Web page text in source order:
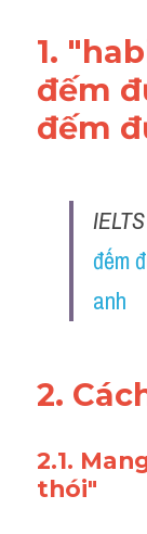
1.
đếm
đếm
đếm
anh
2.
2.1.
thói"